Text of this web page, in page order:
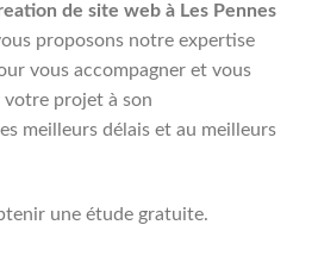
de site web à Les Pennes
proposons notre expertise
vous accompagner et vous
votre projet à son
meilleurs délais et au meilleurs
une étude gratuite.